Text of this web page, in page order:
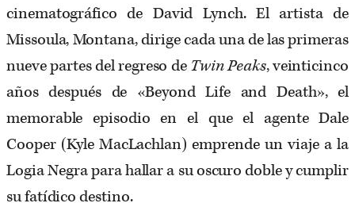
cinematográfico de David Lynch. El artista de
Missoula, Montana, dirige cada una de las primeras
nueve partes del regreso deTwin Peaks, veinticinco
años después de «Beyond Life and Death», el
memorable episodio en el que el agente Dale
Cooper (Kyle MacLachlan) emprende un viaje a la
Logia Negra para hallar a su oscuro doble y cumplir
su fatídico destino.